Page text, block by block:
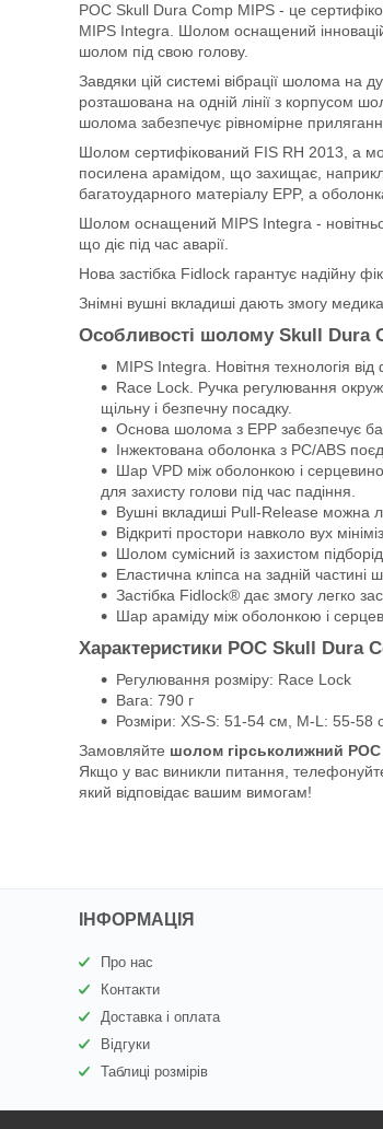
POC Skull Dura Comp MIPS - це
MIPS Integra. Шолом оснащений
шолом під свою голову.
Завдяки цій системі вібрації шолома на
розташована на одній лінії з корпусом
шолома забезпечує рівномірне
Шолом сертифікований FIS RH 2013, а
посилена арамідом, що захищає,
багатоударного матеріалу EPP, а
Шолом оснащений MIPS Integra -
що діє під час аварії.
Нова застібка Fidlock гарантує надійну
Знімні вушні вкладиші дають змогу
Особливості шолому Skull Dura
MIPS Integra. Новітня технологія від
Race Lock. Ручка регулювання
щільну і безпечну посадку.
Основа шолома з EPP забезпечує
Інжектована оболонка з PC/ABS
Шар VPD між оболонкою і
для захисту голови під час падіння.
Вушні вкладиші Pull-Release можна
Відкриті простори навколо вух
Шолом сумісний із захистом
Еластична кліпса на задній частині
Застібка Fidlock® дає змогу легко
Шар араміду між оболонкою і
Характеристики POC Skull Dura
Регулювання розміру: Race Lock
Вага: 790 г
Розміри: XS-S: 51-54 см, M-L: 55-58
Замовляйте шолом гірськолижний
Якщо у вас виникли питання,
який відповідає вашим вимогам!
ІНФОРМАЦІЯ
Про нас
Контакти
Доставка і оплата
Відгуки
Таблиці розмірів